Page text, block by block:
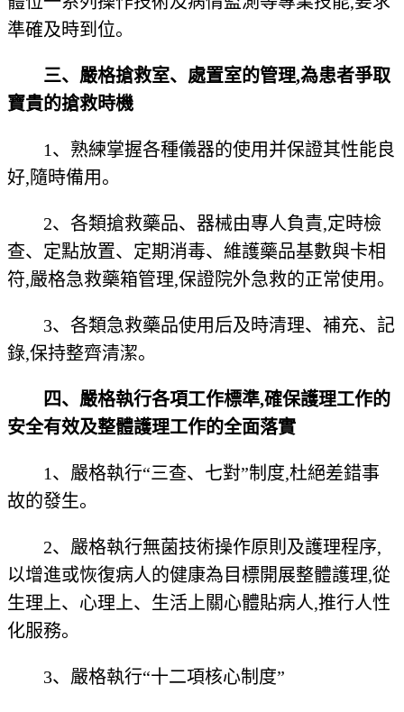
準確及時到位。
三、嚴格搶救室、處置室的管理,為患者爭取
寶貴的搶救時機
1、熟練掌握各種儀器的使用并保證其性能良
好,隨時備用。
2、各類搶救藥品、器械由專人負責,定時檢
查、定點放置、定期消毒、維護藥品基數與卡相
符,嚴格急救藥箱管理,保證院外急救的正常使用。
3、各類急救藥品使用后及時清理、補充、記
錄,保持整齊清潔。
四、嚴格執行各項工作標準,確保護理工作的
安全有效及整體護理工作的全面落實
1、嚴格執行“三查、七對”制度,杜絕差錯事
故的發生。
2、嚴格執行無菌技術操作原則及護理程序,
以增進或恢復病人的健康為目標開展整體護理,從
生理上、心理上、生活上關心體貼病人,推行人性
化服務。
3、嚴格執行“十二項核心制度”